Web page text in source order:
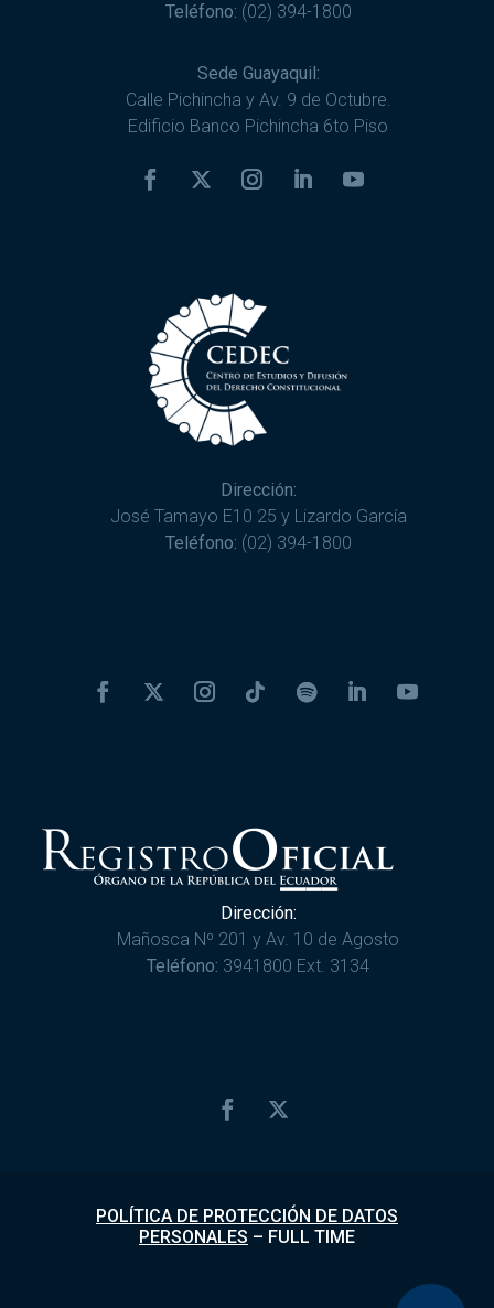
Teléfono: (02) 394-1800
Sede Guayaquil:
Calle Pichincha y Av. 9 de Octubre.
Edificio Banco Pichincha 6to Piso
Dirección:
José Tamayo E10 25 y Lizardo García
Teléfono: (02) 394-1800
Dirección:
Mañosca Nº 201 y Av. 10 de Agosto
Teléfono: 3941800 Ext. 3134
POLÍTICA DE PROTECCIÓN DE DATOS
PERSONALES – FULL TIME